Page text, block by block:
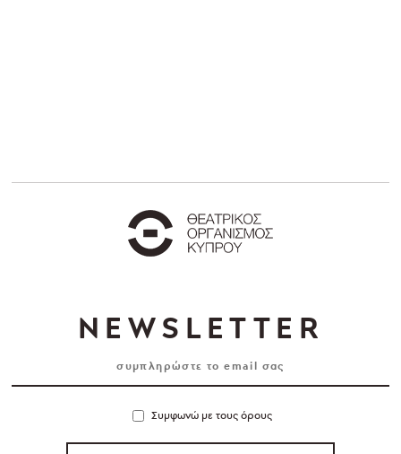
NEWSLETTER
Συμφωνώ με τους όρους